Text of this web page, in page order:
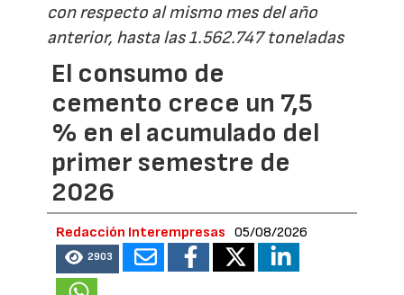
con respecto al mismo mes del año
anterior, hasta las 1.562.747 toneladas
El consumo de
cemento crece un 7,5
% en el acumulado del
primer semestre de
2026
Redacción Interempresas 05/08/2026
2903